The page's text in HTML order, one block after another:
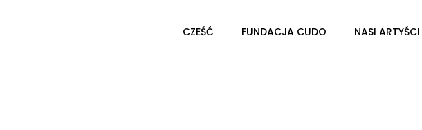
CZEŚĆ FUNDACJA CUDO NASI ARTYŚCI